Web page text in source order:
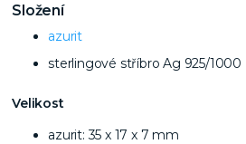
Složení
azurit
sterlingové stříbro Ag 925/1000
Velikost
azurit: 35 x 17 x 7 mm